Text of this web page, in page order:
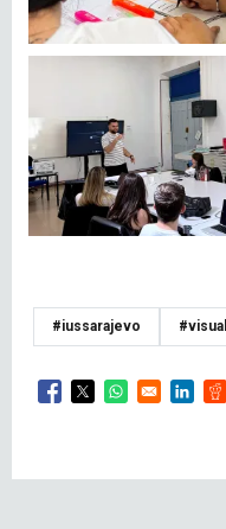
#iussarajevo
Opens in a new window
Opens in a new
Opens in a